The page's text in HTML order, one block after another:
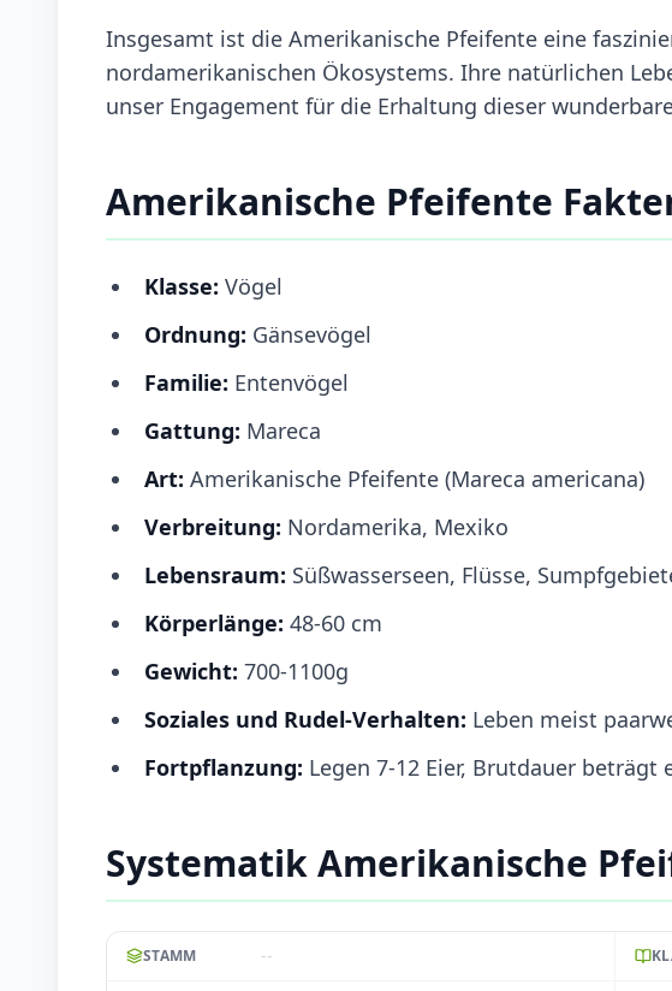
Insgesamt ist die Amerikanische Pfeifente eine
nordamerikanischen Ökosystems. Ihre natürlichen
unser Engagement für die Erhaltung dieser
Amerikanische Pfeifente
Klasse: Vögel
Ordnung: Gänsevögel
Familie: Entenvögel
Gattung: Mareca
Art: Amerikanische Pfeifente (Mareca americana)
Verbreitung: Nordamerika, Mexiko
Lebensraum: Süßwasserseen, Flüsse,
Körperlänge: 48-60 cm
Gewicht: 700-1100g
Soziales und Rudel-Verhalten: Leben meist
Fortpflanzung: Legen 7-12 Eier, Brutdauer beträgt
Systematik Amerikanische
STAMM --